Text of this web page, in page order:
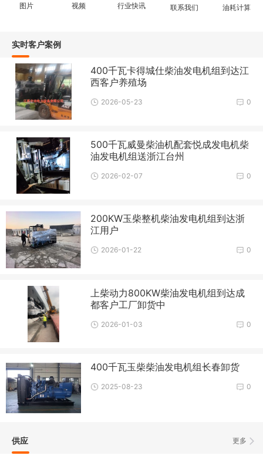
图片 视频 行业快讯 联系我们 油耗计算
实时客户案例
400千瓦卡得城仕柴油发电机组到达江
西客户养殖场
0
2026-05-23
500千瓦威曼柴油机配套悦成发电机柴
油发电机组送浙江台州
0
2026-02-07
200KW玉柴整机柴油发电机组到达浙
江用户
0
2026-01-22
上柴动力800KW柴油发电机组到达成
都客户工厂卸货中
0
2026-01-03
400千瓦玉柴柴油发电机组长春卸货
0
2025-08-23
更多
供应